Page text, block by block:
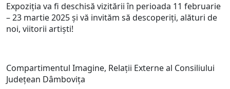
Expoziția va fi deschisă vizitării în perioada 11 februarie
– 23 martie 2025 și vă invităm să descoperiți, alături de
noi, viitorii artiști!
Compartimentul Imagine, Relații Externe al Consiliului
Județean Dâmbovița